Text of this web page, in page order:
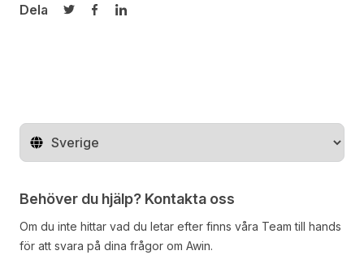
Dela
Dela på Twitter
Dela på Facebook
Dela på LinkedIn
Byt land
Behöver du hjälp? Kontakta oss
Om du inte hittar vad du letar efter finns våra Team till hands
för att svara på dina frågor om Awin.